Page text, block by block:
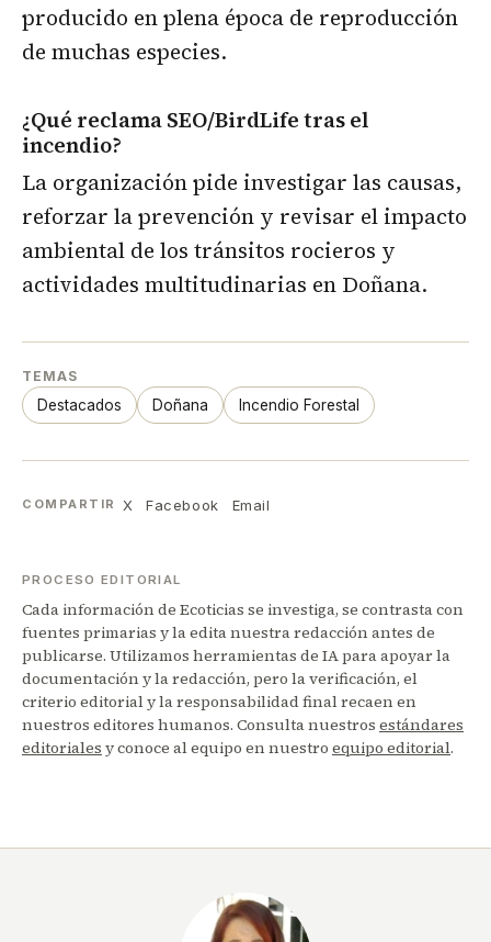
producido en plena época de reproducción
de muchas especies.
¿Qué reclama SEO/BirdLife tras el
incendio?
La organización pide investigar las causas,
reforzar la prevención y revisar el impacto
ambiental de los tránsitos rocieros y
actividades multitudinarias en Doñana.
TEMAS
Destacados Doñana Incendio Forestal
COMPARTIR X Facebook Email
PROCESO EDITORIAL
Cada información de Ecoticias se investiga, se contrasta con
fuentes primarias y la edita nuestra redacción antes de
publicarse. Utilizamos herramientas de IA para apoyar la
documentación y la redacción, pero la verificación, el
criterio editorial y la responsabilidad final recaen en
nuestros editores humanos. Consulta nuestros estándares
editoriales y conoce al equipo en nuestro equipo editorial.